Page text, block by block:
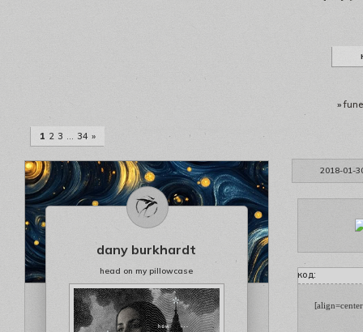
»
1 2 3 … 34 »
2018-01-
dany burkhardt
head on my pillowcase код: